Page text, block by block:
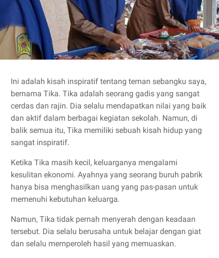
Ini adalah kisah inspiratif tentang teman sebangku saya,
bernama Tika. Tika adalah seorang gadis yang sangat
cerdas dan rajin. Dia selalu mendapatkan nilai yang baik
dan aktif dalam berbagai kegiatan sekolah. Namun, di
balik semua itu, Tika memiliki sebuah kisah hidup yang
sangat inspiratif.
Ketika Tika masih kecil, keluarganya mengalami
kesulitan ekonomi. Ayahnya yang seorang buruh pabrik
hanya bisa menghasilkan uang yang pas-pasan untuk
memenuhi kebutuhan keluarga.
Namun, Tika tidak pernah menyerah dengan keadaan
tersebut. Dia selalu berusaha untuk belajar dengan giat
dan selalu memperoleh hasil yang memuaskan.